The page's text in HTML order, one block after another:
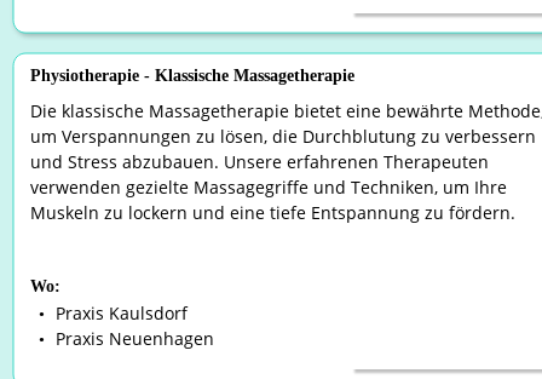
Physiotherapie - Klassische Massagetherapie
Die klassische Massagetherapie bietet eine bewährte
um Verspannungen zu lösen, die Durchblutung zu verbessern
und Stress abzubauen. Unsere erfahrenen Therapeuten
verwenden gezielte Massagegriffe und Techniken, um Ihre
Muskeln zu lockern und eine tiefe Entspannung zu fördern.
Wo:
•
Praxis Kaulsdorf
• Praxis Neuenhagen